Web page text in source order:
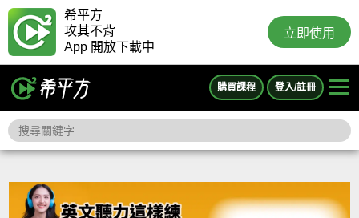
希平方
攻其不背
App 開放下載中
立即使用
購買課程 登入/註冊